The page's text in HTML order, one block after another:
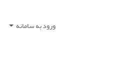
ورود به سامانه